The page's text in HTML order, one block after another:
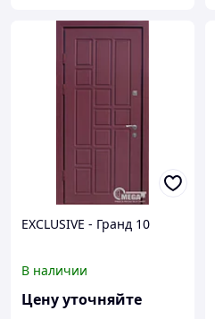
EXCLUSIVE - Гранд 10
В наличии
Цену уточняйте